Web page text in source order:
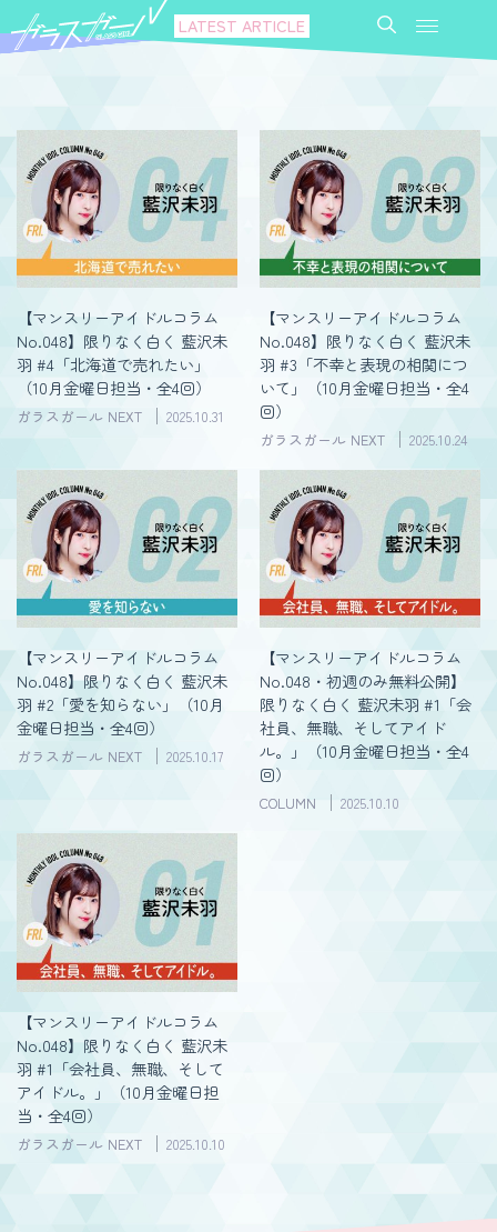
LATEST ARTICLE
【マンスリーアイドルコラム
No.048】限りなく白く 藍沢未
羽 #4「北海道で売れたい」
（10月金曜日担当・全4回）
ガラスガール NEXT 2025.10.31
【マンスリーアイドルコラム
No.048】限りなく白く 藍沢未
羽 #3「不幸と表現の相関につ
いて」（10月金曜日担当・全4
回）
ガラスガール NEXT 2025.10.24
【マンスリーアイドルコラム
No.048】限りなく白く 藍沢未
羽 #2「愛を知らない」（10月
金曜日担当・全4回）
ガラスガール NEXT 2025.10.17
【マンスリーアイドルコラム
No.048・初週のみ無料公開】
限りなく白く 藍沢未羽 #1「会
社員、無職、そしてアイド
ル。」（10月金曜日担当・全4
回）
COLUMN 2025.10.10
【マンスリーアイドルコラム
No.048】限りなく白く 藍沢未
羽 #1「会社員、無職、そして
アイドル。」（10月金曜日担
当・全4回）
ガラスガール NEXT 2025.10.10